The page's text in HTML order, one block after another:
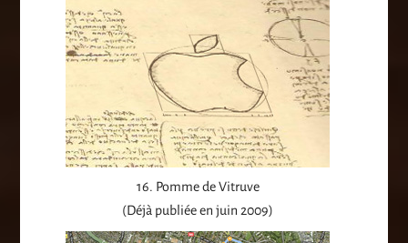
16. Pomme de Vitruve
(Déjà publiée en juin 2009)